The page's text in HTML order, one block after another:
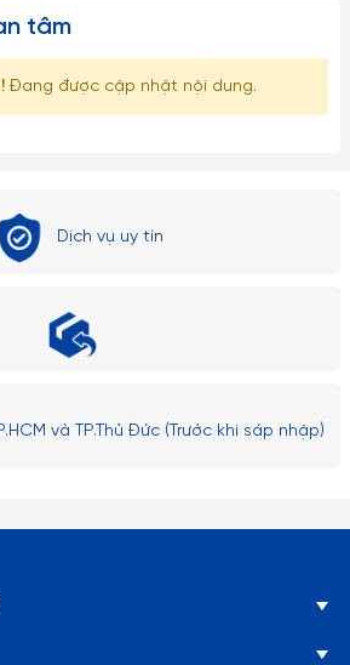
tâm
Đang được cập nhật nội dung.
Dịch vụ uy tín
và TP.Thủ Đức (Trước khi sáp nhập)